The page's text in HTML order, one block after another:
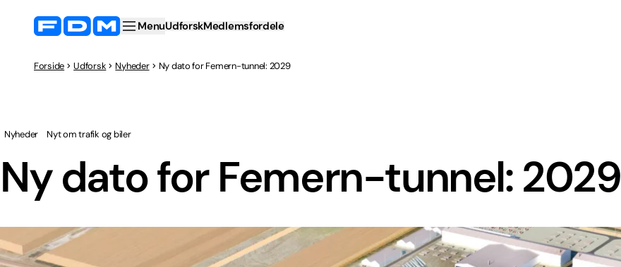
MenuUdforskMedlemsfordele
Forside Udforsk Nyheder Ny dato for Femern-tunnel: 2029
Ny dato for Femern-tunnel: 2029
Nyheder Nyt om trafik og biler